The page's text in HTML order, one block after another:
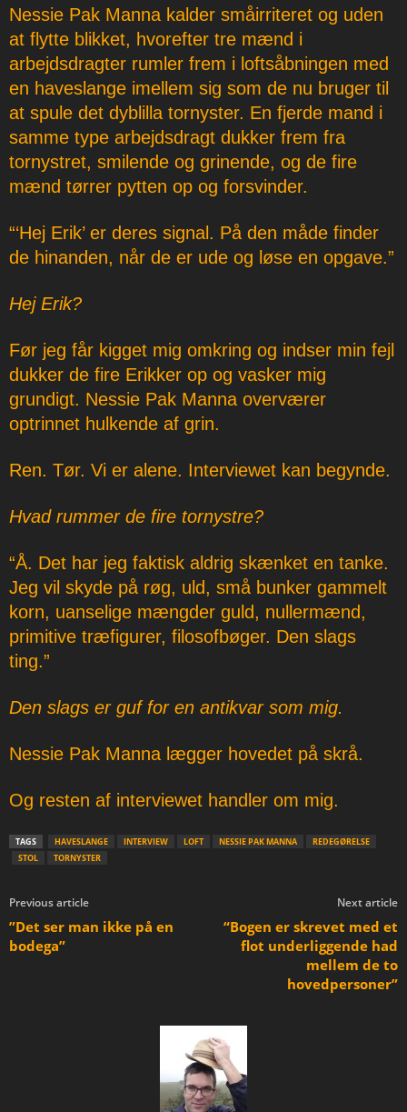
Nessie Pak Manna kalder småirriteret og uden
at flytte blikket, hvorefter tre mænd i
arbejdsdragter rumler frem i loftsåbningen med
en haveslange imellem sig som de nu bruger til
at spule det dyblilla tornyster. En fjerde mand i
samme type arbejdsdragt dukker frem fra
tornystret, smilende og grinende, og de fire
mænd tørrer pytten op og forsvinder.
“‘Hej Erik’ er deres signal. På den måde finder
de hinanden, når de er ude og løse en opgave.”
Hej Erik?
Før jeg får kigget mig omkring og indser min fejl
dukker de fire Erikker op og vasker mig
grundigt. Nessie Pak Manna overværer
optrinnet hulkende af grin.
Ren. Tør. Vi er alene. Interviewet kan begynde.
Hvad rummer de fire tornystre?
“Å. Det har jeg faktisk aldrig skænket en tanke.
Jeg vil skyde på røg, uld, små bunker gammelt
korn, uanselige mængder guld, nullermænd,
primitive træfigurer, filosofbøger. Den slags
ting.”
Den slags er guf for en antikvar som mig.
Nessie Pak Manna lægger hovedet på skrå.
Og resten af interviewet handler om mig.
TAGS HAVESLANGE INTERVIEW LOFT NESSIE PAK MANNA
REDEGØRELSE
STOL
TORNYSTER
Previous article
”Det ser man ikke på en
bodega”
Next article
“Bogen er skrevet med et
flot underliggende had
mellem de to
hovedpersoner”